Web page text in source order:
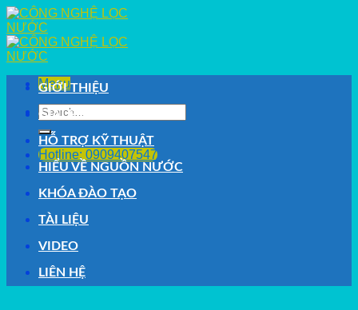
Skip
to
content
Menu
Search
for:
Hotline: 0909407547
GIỚI THIỆU
GIẢI PHÁP
HỖ TRỢ KỸ THUẬT
HIỂU VỀ NGUỒN NƯỚC
KHÓA ĐÀO TẠO
TÀI LIỆU
VIDEO
LIÊN HỆ